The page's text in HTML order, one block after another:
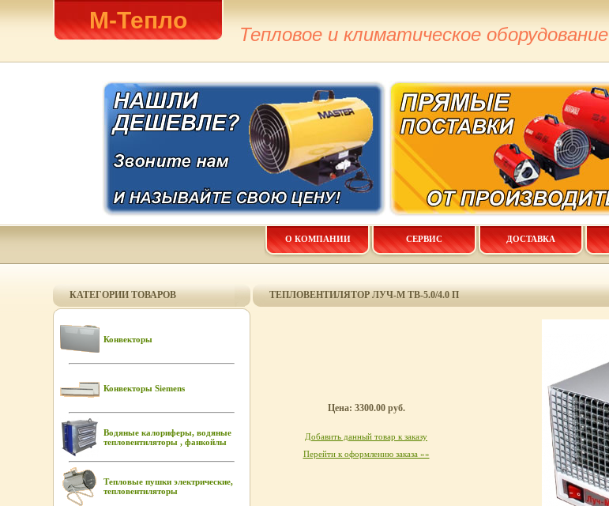
М-Тепло
Тепловое и климатическое оборудование
О КОМПАНИИ СЕРВИС ДОСТАВКА
КАТЕГОРИИ ТОВАРОВ
Конвекторы
Конвекторы Siemens
Водяные калориферы, водяные
тепловентиляторы , фанкойлы
Тепловые пушки электрические,
тепловентиляторы
ТЕПЛОВЕНТИЛЯТОР ЛУЧ-М ТВ-5.0/4.0 П
Цена: 3300.00 руб.
Добавить данный товар к заказу
Перейти к оформлению заказа »»